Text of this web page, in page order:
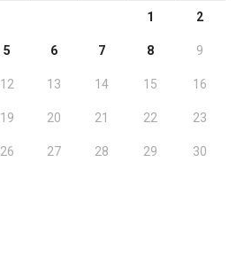
1 2
5 6 7 8 9
12 13 14 15 16
19 20 21 22 23
26 27 28 29 30